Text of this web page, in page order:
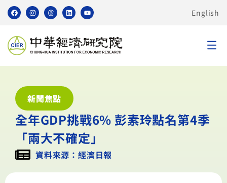
English
新聞焦點
全年GDP挑戰6% 彭素玲點名第4季
「兩大不確定」
資料來源：經濟日報